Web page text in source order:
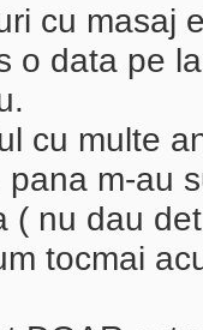
cu masaj
o data pe
cu multe
pana m-au
( nu dau
tocmai